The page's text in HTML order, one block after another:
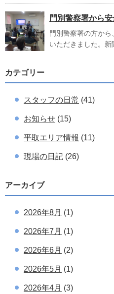
門別警察署から
門別警察署の方か
いただきました。新
カテゴリー
スタッフの日常 (41)
お知らせ (15)
平取エリア情報 (11)
現場の日記 (26)
アーカイブ
2026年8月 (1)
2026年7月 (1)
2026年6月 (2)
2026年5月 (1)
2026年4月 (3)